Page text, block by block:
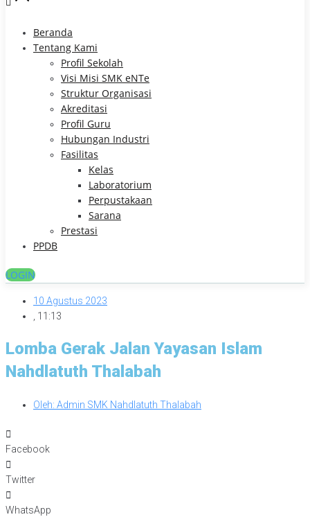
Beranda
Tentang Kami
Profil Sekolah
Visi Misi SMK eNTe
Struktur Organisasi
Akreditasi
Profil Guru
Hubungan Industri
Fasilitas
Kelas
Laboratorium
Perpustakaan
Sarana
Prestasi
PPDB
LOGIN
10 Agustus 2023
11:13
Lomba Gerak Jalan Yayasan Islam
Nahdlatuth Thalabah
Oleh: Admin SMK Nahdlatuth Thalabah
Facebook
Twitter
WhatsApp